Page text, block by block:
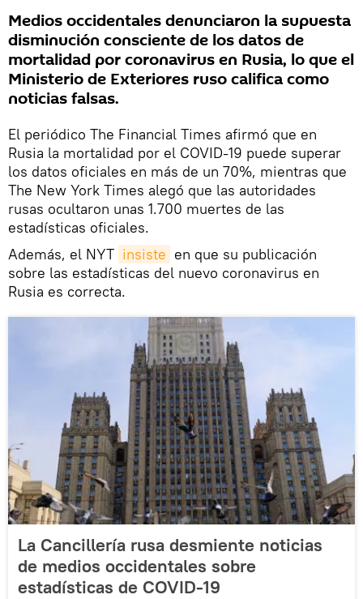
Medios occidentales denunciaron la supuesta
disminución consciente de los datos de
mortalidad por coronavirus en Rusia, lo que el
Ministerio de Exteriores ruso califica como
noticias falsas.
El periódico The Financial Times afirmó que en
Rusia la mortalidad por el COVID-19 puede superar
los datos oficiales en más de un 70%, mientras que
The New York Times alegó que las autoridades
rusas ocultaron unas 1.700 muertes de las
estadísticas oficiales.
Además, el NYT insiste en que su publicación
sobre las estadísticas del nuevo coronavirus en
Rusia es correcta.
La Cancillería rusa desmiente noticias
de medios occidentales sobre
estadísticas de COVID-19